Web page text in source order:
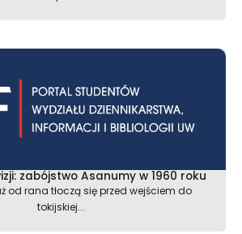
zabójstwo Asanumy w 1960 roku
od rana tłoczą się przed wejściem do
tokijskiej...